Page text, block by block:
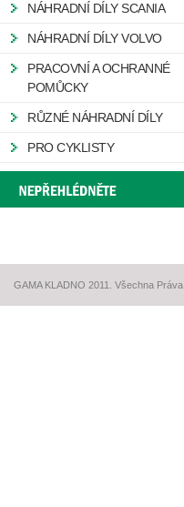
NÁHRADNÍ DÍLY SCANIA
NÁHRADNÍ DÍLY VOLVO
PRACOVNÍ A OCHRANNÉ
POMŮCKY
RŮZNÉ NÁHRADNÍ DÍLY
PRO CYKLISTY
GAMA KLADNO 2011. Všechna